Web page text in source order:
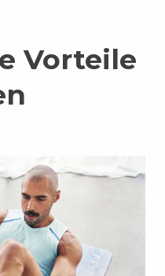
Vorteile